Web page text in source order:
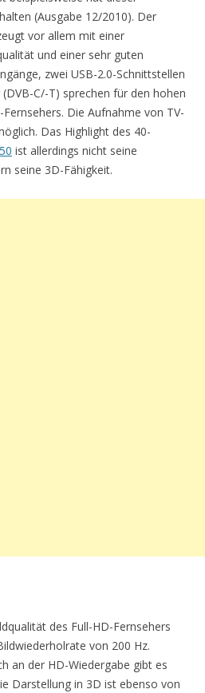
(Ausgabe 12/2010). Der
vor allem mit einer
und einer sehr guten
zwei USB-2.0-Schnittstellen
C/-T) sprechen für den hohen
Die Aufnahme von TV-
Das Highlight des 40-
ist allerdings nicht seine
seine 3D-Fähigkeit.
des Full-HD-Fernsehers
von 200 Hz.
an der HD-Wiedergabe gibt es
Darstellung in 3D ist ebenso von